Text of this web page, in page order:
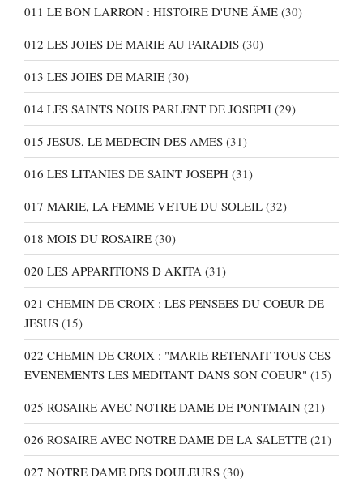
011 LE BON LARRON : HISTOIRE D'UNE ÂME (30)
012 LES JOIES DE MARIE AU PARADIS (30)
013 LES JOIES DE MARIE (30)
014 LES SAINTS NOUS PARLENT DE JOSEPH (29)
015 JESUS, LE MEDECIN DES AMES (31)
016 LES LITANIES DE SAINT JOSEPH (31)
017 MARIE, LA FEMME VETUE DU SOLEIL (32)
018 MOIS DU ROSAIRE (30)
020 LES APPARITIONS D AKITA (31)
021 CHEMIN DE CROIX : LES PENSEES DU COEUR DE
JESUS (15)
022 CHEMIN DE CROIX : "MARIE RETENAIT TOUS CES
EVENEMENTS LES MEDITANT DANS SON COEUR" (15)
025 ROSAIRE AVEC NOTRE DAME DE PONTMAIN (21)
026 ROSAIRE AVEC NOTRE DAME DE LA SALETTE (21)
027 NOTRE DAME DES DOULEURS (30)